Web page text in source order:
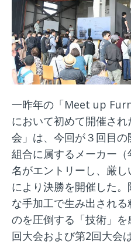
一昨年の「Meet up
において初めて開催さ
会」は、今回が３回目
組合に属するメーカー
名がエントリーし、厳
により決勝を開催した
な手加工で生み出され
のを圧倒する「技術」
回大会および第2回大会